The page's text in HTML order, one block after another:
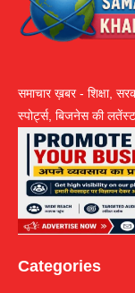
समाचार ख़बर - शिक्षा,
स्पोर्ट्स, बिजनेस की
Categories